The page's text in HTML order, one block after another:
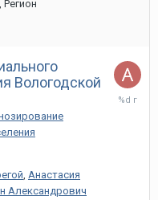
Вологодской
, Анастасия
Александрович
1